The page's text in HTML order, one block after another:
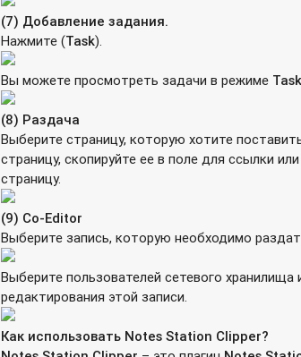
(7) Добавление задания.
Нажмите (Task).
Вы можете просмотреть задачи в режиме
(8) Раздача
Выберите страницу, которую хотите
страницу, скопируйте ее в поле для ссылки
страницу.
(9) Co-Editor
Выберите запись, которую необходимо
Выберите пользователей сетевого хранилища
редактирования этой записи.
Как использоватьNotes Station Clipper?